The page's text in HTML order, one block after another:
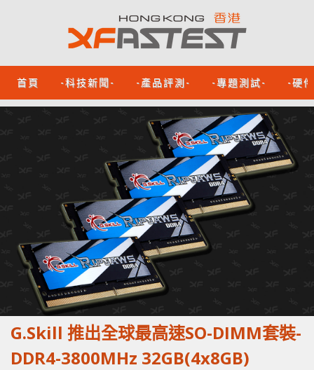
首頁 -科技新聞- -產品評測- -專題測試- -硬
G.Skill 推出全球最高速SO-DIMM套裝-
DDR4-3800MHz 32GB(4x8GB)